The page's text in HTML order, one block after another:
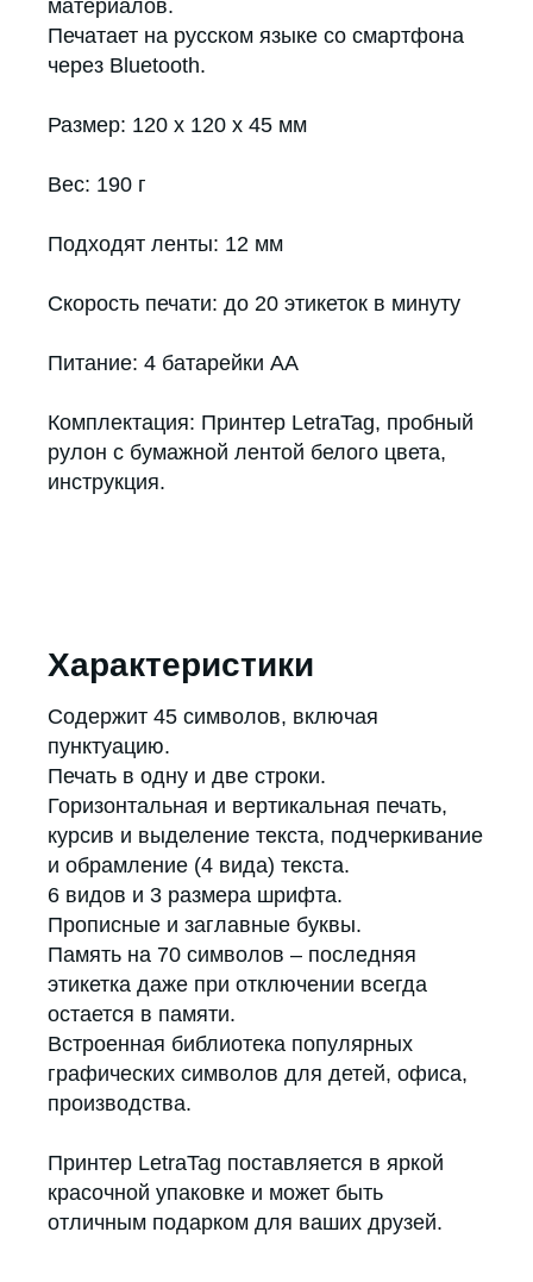
материалов.
Печатает на русском языке со смартфона
через Bluetooth.
Размер: 120 х 120 х 45 мм
Вес: 190 г
Подходят ленты: 12 мм
Скорость печати: до 20 этикеток в минуту
Питание: 4 батарейки АА
Комплектация: Принтер LetraTag, пробный
рулон с бумажной лентой белого цвета,
инструкция.
Характеристики
Содержит 45 символов, включая
пунктуацию.
Печать в одну и две строки.
Горизонтальная и вертикальная печать,
курсив и выделение текста, подчеркивание
и обрамление (4 вида) текста.
6 видов и 3 размера шрифта.
Прописные и заглавные буквы.
Память на 70 символов – последняя
этикетка даже при отключении всегда
остается в памяти.
Встроенная библиотека популярных
графических символов для детей, офиса,
производства.
Принтер LetraTag поставляется в яркой
красочной упаковке и может быть
отличным подарком для ваших друзей.